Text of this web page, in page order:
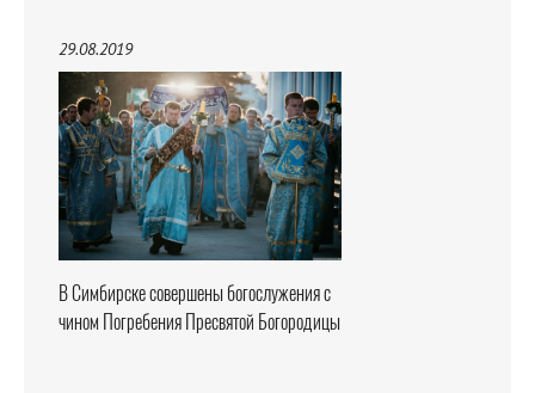
29.08.2019
В Симбирске совершены богослужения с
чином Погребения Пресвятой Богородицы